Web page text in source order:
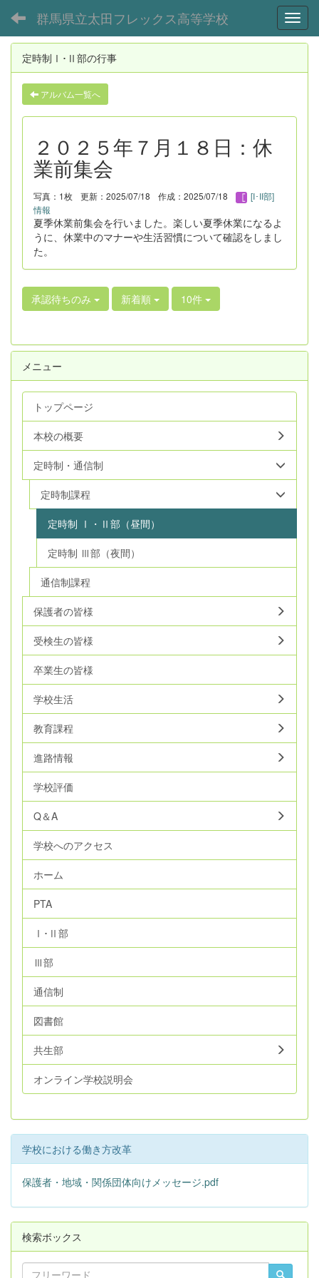
群馬県立太田フレックス高等学校
定時制Ⅰ･Ⅱ部の行事
アルバム一覧へ
２０２５年７月１８日：休
業前集会
写真：1枚 更新：2025/07/18 作成：2025/07/18
[I･II部]
情報
夏季休業前集会を行いました。楽しい夏季休業になるよ
うに、休業中のマナーや生活習慣について確認をしまし
た。
承認待ちのみ 新着順 10件
メニュー
トップページ
本校の概要
定時制・通信制
定時制課程
定時制 Ⅰ・Ⅱ部（昼間）
定時制 Ⅲ部（夜間）
通信制課程
保護者の皆様
受検生の皆様
卒業生の皆様
学校生活
教育課程
進路情報
学校評価
Q＆A
学校へのアクセス
ホーム
PTA
Ⅰ･Ⅱ部
Ⅲ部
通信制
図書館
共生部
オンライン学校説明会
学校における働き方改革
保護者・地域・関係団体向けメッセージ.pdf
検索ボックス